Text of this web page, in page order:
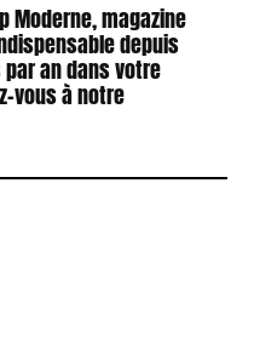
Moderne, magazine
depuis
par an dans votre
vous à notre